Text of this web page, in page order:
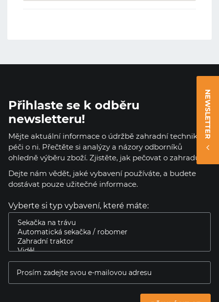
NEWSLETTER
Přihlaste se k odběru
newsletteru!
Mějte aktuální informace o údržbě zahradní techniky a
péči o ni. Přečtěte si analýzy a názory odborníků
ohledně výběru zboží. Zjistěte, jak pečovat o zahradu.
Dejte nám vědět, jaké vybavení používáte, a budete
dostávat pouze užitečné informace.
Vyberte si typ vybavení, které máte: